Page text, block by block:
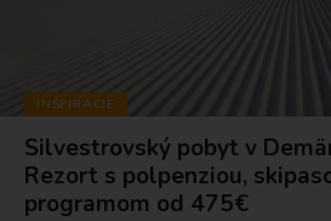
INŠPIRÁCIE
Silvestrovský pobyt v
Rezort s polpenziou,
programom od 475€